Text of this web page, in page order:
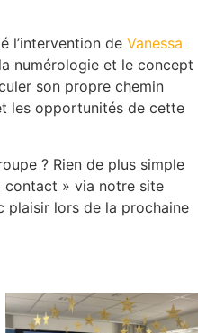
l’intervention de Vanessa
numérologie et le concept
son propre chemin
les opportunités de cette
? Rien de plus simple
contact » via notre site
plaisir lors de la prochaine